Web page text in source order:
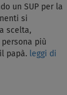
un SUP per la
si
scelta,
più
papà.
leggi di